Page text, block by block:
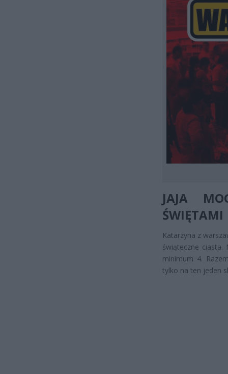
JAJA
ŚWIĘTAMI
Katarzyna z
świąteczne
minimum 4.
tylko na ten jeden